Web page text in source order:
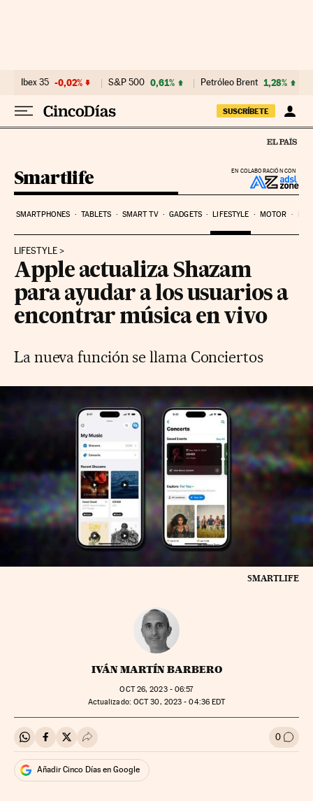
Ibex 35 -0,02% S&P 500 0,61% Petróleo Brent 1,28%
SUSCRÍBETE
EN COLABORACIÓN CON
Smartlife
SMARTPHONES TABLETS SMART TV GADGETS LIFESTYLE MOTOR
LIFESTYLE
Apple actualiza Shazam
para ayudar a los usuarios a
encontrar música en vivo
La nueva función se llama Conciertos
SMARTLIFE
IVÁN MARTÍN BARBERO
OCT26, 2023 - 06:57
actualizado: OCT30, 2023 - 04:36EDT
Compartir en Whatsapp
Compartir en Facebook
Compartir en Twitter
Desplegar Redes Sociales 0 Ir a
Añadir Cinco Días en Google